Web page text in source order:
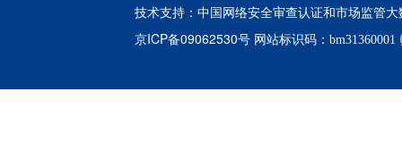
技术支持： 中国网络安全审查认证和市场监管
京ICP备09062530号 网站标识码：bm31360001